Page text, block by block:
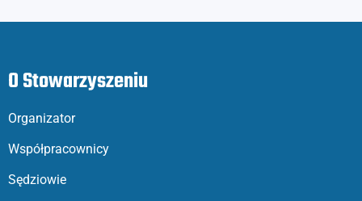
O Stowarzyszeniu
Organizator
Współpracownicy
Sędziowie